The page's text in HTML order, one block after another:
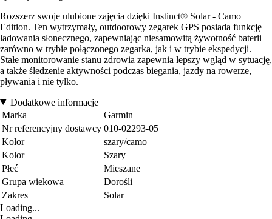
Rozszerz swoje ulubione zajęcia dzięki Instinct® Solar - Camo
Edition. Ten wytrzymały, outdoorowy zegarek GPS posiada funkcję
ładowania słonecznego, zapewniając niesamowitą żywotność baterii
zarówno w trybie połączonego zegarka, jak i w trybie ekspedycji.
Stałe monitorowanie stanu zdrowia zapewnia lepszy wgląd w sytuację,
a także śledzenie aktywności podczas biegania, jazdy na rowerze,
pływania i nie tylko.
Dodatkowe informacje
Marka
Garmin
Nr referencyjny dostawcy 010-02293-05
Kolor
szary/camo
Kolor
Szary
Płeć
Mieszane
Grupa wiekowa
Dorośli
Zakres
Solar
Loading...